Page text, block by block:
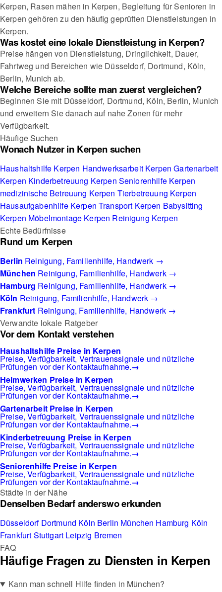
Kerpen, Rasen mähen in Kerpen, Begleitung für Senioren in
Kerpen gehören zu den häufig geprüften Dienstleistungen in
Kerpen.
Was kostet eine lokale Dienstleistung in Kerpen?
Preise hängen von Dienstleistung, Dringlichkeit, Dauer,
Fahrtweg und Bereichen wie Düsseldorf, Dortmund, Köln,
Berlin, Munich ab.
Welche Bereiche sollte man zuerst vergleichen?
Beginnen Sie mit Düsseldorf, Dortmund, Köln, Berlin, Munich
und erweitern Sie danach auf nahe Zonen für mehr
Verfügbarkeit.
Häufige Suchen
Wonach Nutzer in Kerpen suchen
Haushaltshilfe Kerpen Handwerksarbeit Kerpen Gartenarbeit
Kerpen Kinderbetreuung Kerpen Seniorenhilfe Kerpen
medizinische Betreuung Kerpen Tierbetreuung Kerpen
Hausaufgabenhilfe Kerpen Transport Kerpen Babysitting
Kerpen Möbelmontage Kerpen Reinigung Kerpen
Echte Bedürfnisse
Rund um Kerpen
Berlin Reinigung, Familienhilfe, Handwerk →
München Reinigung, Familienhilfe, Handwerk →
Hamburg Reinigung, Familienhilfe, Handwerk →
Köln Reinigung, Familienhilfe, Handwerk →
Frankfurt Reinigung, Familienhilfe, Handwerk →
Verwandte lokale Ratgeber
Vor dem Kontakt verstehen
Haushaltshilfe Preise in Kerpen
Preise, Verfügbarkeit, Vertrauenssignale und nützliche
Prüfungen vor der Kontaktaufnahme.→
Heimwerken Preise in Kerpen
Preise, Verfügbarkeit, Vertrauenssignale und nützliche
Prüfungen vor der Kontaktaufnahme.→
Gartenarbeit Preise in Kerpen
Preise, Verfügbarkeit, Vertrauenssignale und nützliche
Prüfungen vor der Kontaktaufnahme.→
Kinderbetreuung Preise in Kerpen
Preise, Verfügbarkeit, Vertrauenssignale und nützliche
Prüfungen vor der Kontaktaufnahme.→
Seniorenhilfe Preise in Kerpen
Preise, Verfügbarkeit, Vertrauenssignale und nützliche
Prüfungen vor der Kontaktaufnahme.→
Städte in der Nähe
Denselben Bedarf anderswo erkunden
Düsseldorf Dortmund Köln Berlin München Hamburg Köln
Frankfurt Stuttgart Leipzig Bremen
FAQ
Häufige Fragen zu Diensten in Kerpen
Kann man schnell Hilfe finden in München?